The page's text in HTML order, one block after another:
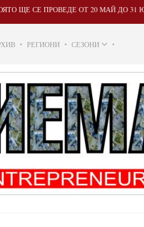
ОТ 20 МАЙ ДО 31 ЮЛИ 2026 Г.
РЕГИОНИ СЕЗОНИ